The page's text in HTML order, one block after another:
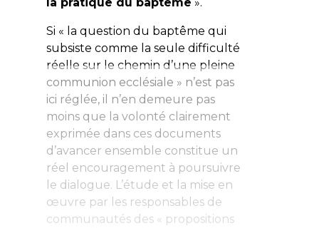
Si « la question du baptême qui
subsiste comme la seule difficulté
réelle sur le chemin d’une pleine
communion ecclésiale » n’est pas
ici réglée, il n’en demeure pas
moins que la volonté clairement
exprimée dans ces documents
d’avancer ensemble constitue un
réel encouragement à poursuivre
le dialogue. L’étude et la mise en
œuvre par les responsables de
communautés des « propositions